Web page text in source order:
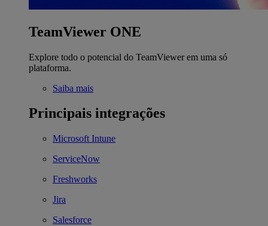
TeamViewer ONE
Explore todo o potencial do TeamViewer em uma só
plataforma.
Saiba mais
Principais integrações
Microsoft Intune
ServiceNow
Freshworks
Jira
Salesforce